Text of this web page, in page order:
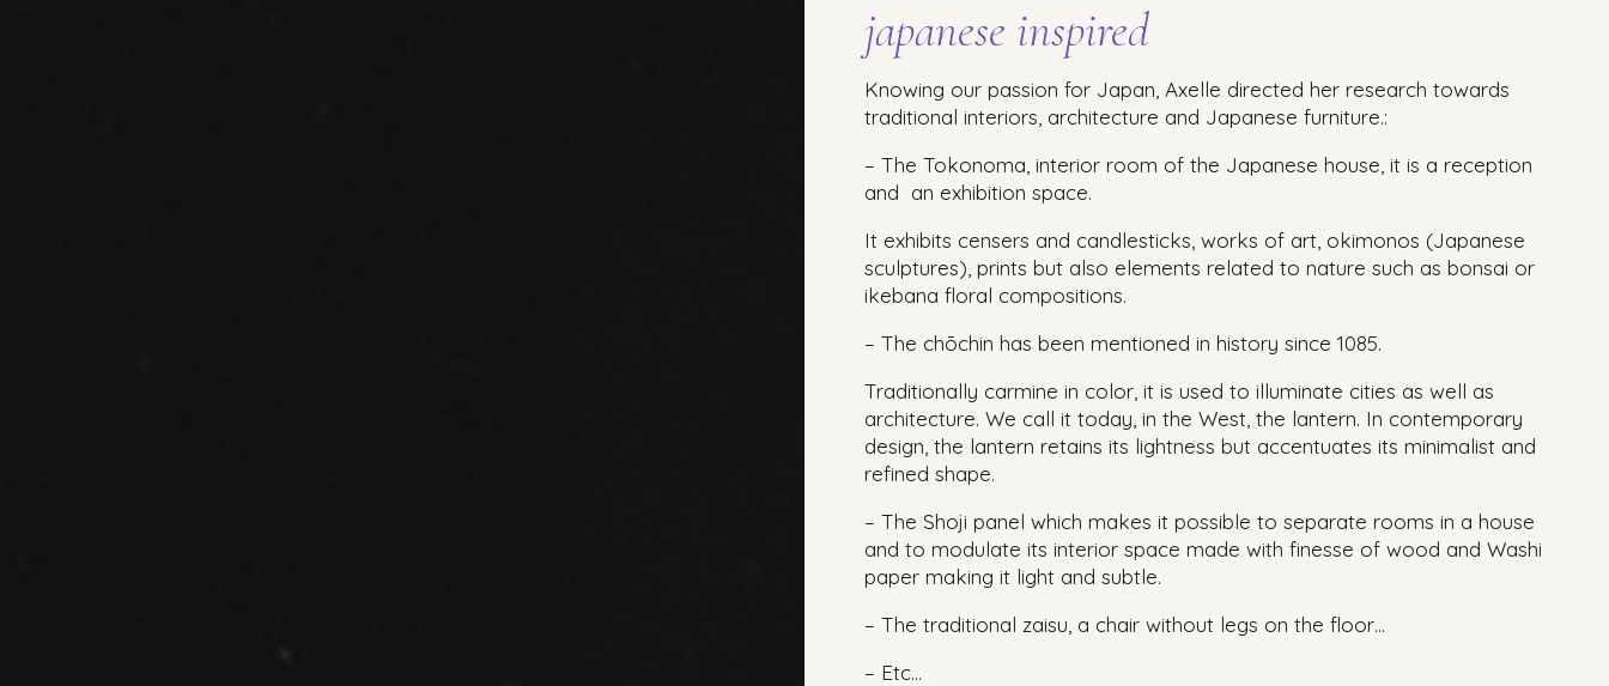
japanese inspired
Knowing our passion for Japan, Axelle directed her research towards
traditional interiors, architecture and Japanese furniture.:
– The Tokonoma, interior room of the Japanese house, it is a reception
and an exhibition space.
It exhibits censers and candlesticks, works of art, okimonos (Japanese
sculptures), prints but also elements related to nature such as bonsai or
ikebana floral compositions.
– The chōchin has been mentioned in history since 1085.
Traditionally carmine in color, it is used to illuminate cities as well as
architecture. We call it today, in the West, the lantern. In contemporary
design, the lantern retains its lightness but accentuates its minimalist and
refined shape.
– The Shoji panel which makes it possible to separate rooms in a house
and to modulate its interior space made with finesse of wood and Washi
paper making it light and subtle.
– The traditional zaisu, a chair without legs on the floor…
– Etc…